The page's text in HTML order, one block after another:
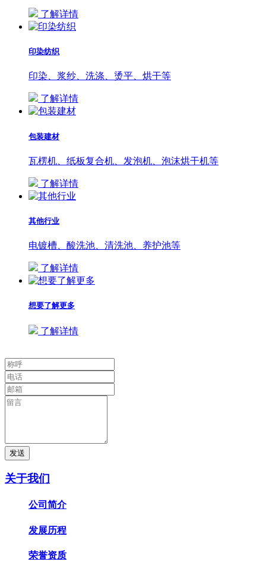
了解详情
印染纺织
印染、浆纱、洗涤、烫平、烘干等
了解详情
包装建材
瓦楞机、纸板复合机、发泡机、泡沫烘干机等
了解详情
其他行业
电镀槽、酸洗池、清洗池、养护池等
了解详情
想要了解更多
了解详情
发送
关于我们
公司简介
发展历程
荣誉资质